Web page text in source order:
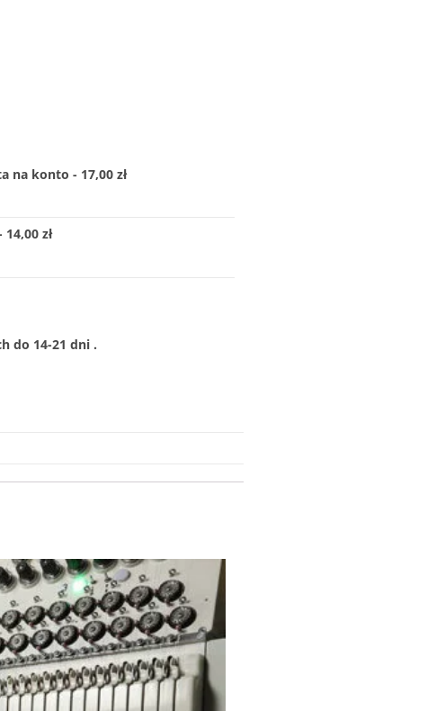
na konto - 17,00 zł
zł
do 14-21 dni .